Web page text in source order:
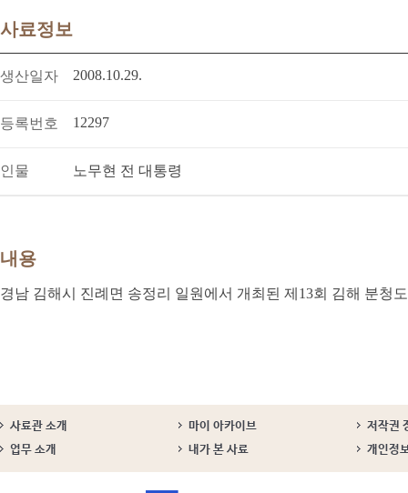
사료정보
생산일자 2008.10.29.
등록번호 12297
인물 노무현 전 대통령
내용
경남 김해시 진례면 송정리 일원에서 개최된 제13회 김해 분청
사료관 소개 마이 아카이브
저작권
업무 소개
내가 본 사료 개인정